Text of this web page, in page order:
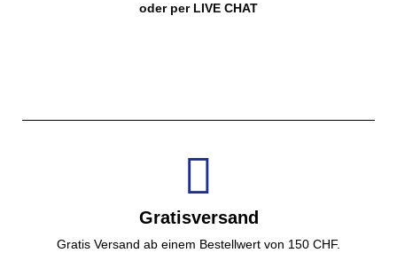
oder per LIVE CHAT
Gratisversand
Gratis Versand ab einem Bestellwert von 150 CHF.